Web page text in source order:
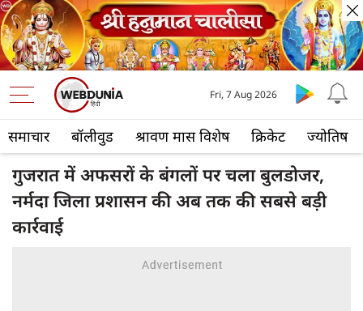
समाचार बॉलीवुड श्रावण मास विशेष क्रिकेट ज्योतिष
Fri, 7 Aug 2026
गुजरात में अफसरों के बंगलों पर चला बुलडोजर,
नर्मदा जिला प्रशासन की अब तक की सबसे बड़ी
कार्रवाई